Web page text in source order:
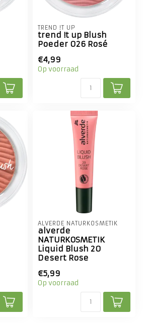
TREND !T UP
trend !t up Blush
Poeder 026 Rosé
€4,99
Op voorraad
ALVERDE NATURKOSMETIK
alverde
NATURKOSMETIK
Liquid Blush 20
Desert Rose
€5,99
Op voorraad